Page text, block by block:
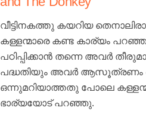
വീട്ടിനകത്തു കയറിയ
കള്ളന്മാരെ കണ്ട കാര്യം
പഠിപ്പിക്കാൻ തന്നെ അവർ
പദ്ധതിയും അവർ ആസൂത്രണം
ഒന്നുമറിയാത്തതു പോലെ
ഭാര്യയോട് പറഞ്ഞു.